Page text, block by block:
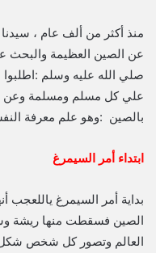
منذ أكثر من ألف عام ،
عن الصين العظيمة والبحث
صلي الله عليه وسلم
علي كل مسلم ومسلمة وعن
بالصين :وهو علم معرفة
ابتداء أمر السيمرغ
بداية أمر السيمرغ ياللعجب
الصين فسقطت منها ريشة
العالم وتصور كل شخص شكل